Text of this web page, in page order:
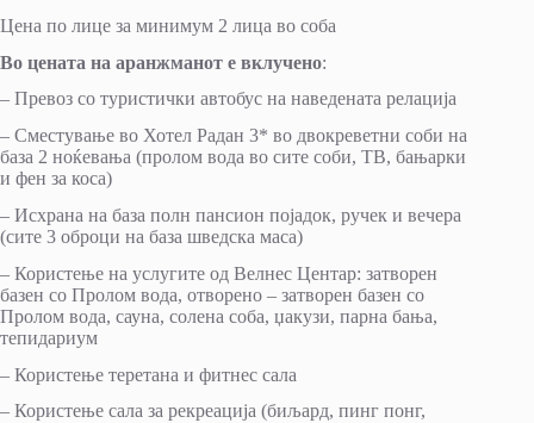
Цена по лице за минимум 2 лица во соба
Во цената на аранжманот е вклучено:
– Превоз со туристички автобус на наведената релација
– Сместување во Хотел Радан 3* во двокреветни соби на
база 2 ноќевања (пролом вода во сите соби, ТВ, бањарки
и фен за коса)
– Исхрана на база полн пансион појадок, ручек и вечера
(сите 3 оброци на база шведска маса)
– Користење на услугите од Велнес Центар: затворен
базен со Пролом вода, отворено – затворен базен со
Пролом вода, сауна, солена соба, џакузи, парна бања,
тепидариум
– Користење теретана и фитнес сала
– Користење сала за рекреација (биљард, пинг понг,